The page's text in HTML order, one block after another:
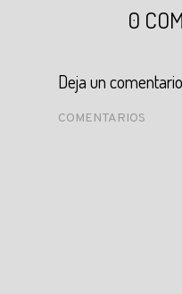
0
Deja un comentario
COMENTARIOS